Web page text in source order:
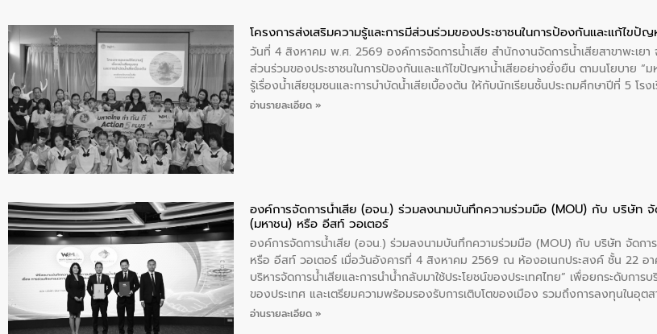
โครงการส่งเสริมความรู้และการมีส่วนร่วมของประชาชนในการป้องกันและแก้ไขปัญ
วันที่ 4 สิงหาคม พ.ศ. 2569 องค์การจัดการน้ำเสีย สำนักงานจัดการน้ำเสียสาขาพะเยา
ส่วนร่วมของประชาชนในการป้องกันและแก้ไขปัญหาน้ำเสียอย่างยั่งยืน ตามนโยบาย “
รู้เรื่องน้ำเสียชุมชนและการบำบัดน้ำเสียเบื้องต้น ให้กับนักเรียนชั้นประถมศึกษาปีที่ 5 โร
อ่านรายละเอียด »
องค์การจัดการน้ำเสีย (อจน.) ร่วมลงนามบันทึกความร่วมมือ (MOU) กับ บริษัท
(มหาชน) หรือ อีสท์ วอเตอร์
องค์การจัดการน้ำเสีย (อจน.) ร่วมลงนามบันทึกความร่วมมือ (MOU) กับ บริษัท จัดก
หรือ อีสท์ วอเตอร์ เมื่อวันอังคารที่ 4 สิงหาคม 2569 ณ ห้องอเนกประสงค์ ชั้น 22 อา
บริหารจัดการน้ำเสียและการนำน้ำกลับมาใช้ประโยชน์ของประเทศไทย” เพื่อยกระดับกา
ของประเทศ และเตรียมความพร้อมรองรับการเติบโตของเมือง รวมถึงการลงทุนใน
ท้าทายจากวิกฤตการเปลี่ยนแปลงสภาพภูมิอากาศและความเสี่ยงภัยแล้งในระยะยาว กา
อ่านรายละเอียด »